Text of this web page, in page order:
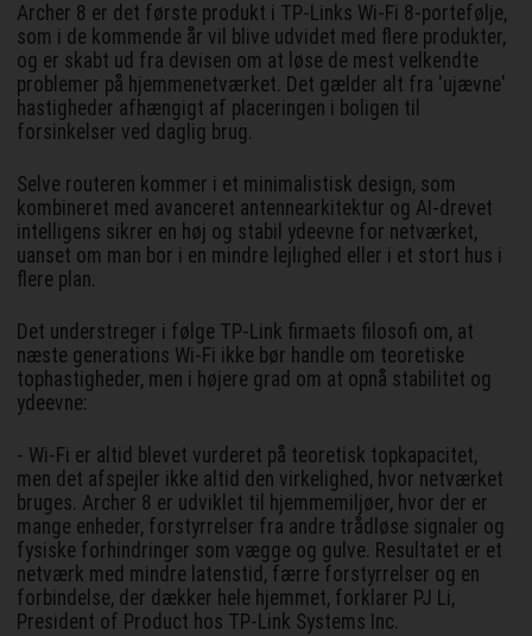
Archer 8 er det første produkt i TP-Links Wi-Fi 8-portefølje,
som i de kommende år vil blive udvidet med flere produkter,
og er skabt ud fra devisen om at løse de mest velkendte
problemer på hjemmenetværket. Det gælder alt fra 'ujævne'
hastigheder afhængigt af placeringen i boligen til
forsinkelser ved daglig brug.
Selve routeren kommer i et minimalistisk design, som
kombineret med avanceret antennearkitektur og AI-drevet
intelligens sikrer en høj og stabil ydeevne for netværket,
uanset om man bor i en mindre lejlighed eller i et stort hus i
flere plan.
Det understreger i følge TP-Link firmaets filosofi om, at
næste generations Wi-Fi ikke bør handle om teoretiske
tophastigheder, men i højere grad om at opnå stabilitet og
ydeevne:
- Wi-Fi er altid blevet vurderet på teoretisk topkapacitet,
men det afspejler ikke altid den virkelighed, hvor netværket
bruges. Archer 8 er udviklet til hjemmemiljøer, hvor der er
mange enheder, forstyrrelser fra andre trådløse signaler og
fysiske forhindringer som vægge og gulve. Resultatet er et
netværk med mindre latenstid, færre forstyrrelser og en
forbindelse, der dækker hele hjemmet, forklarer PJ Li,
President of Product hos TP-Link Systems Inc.